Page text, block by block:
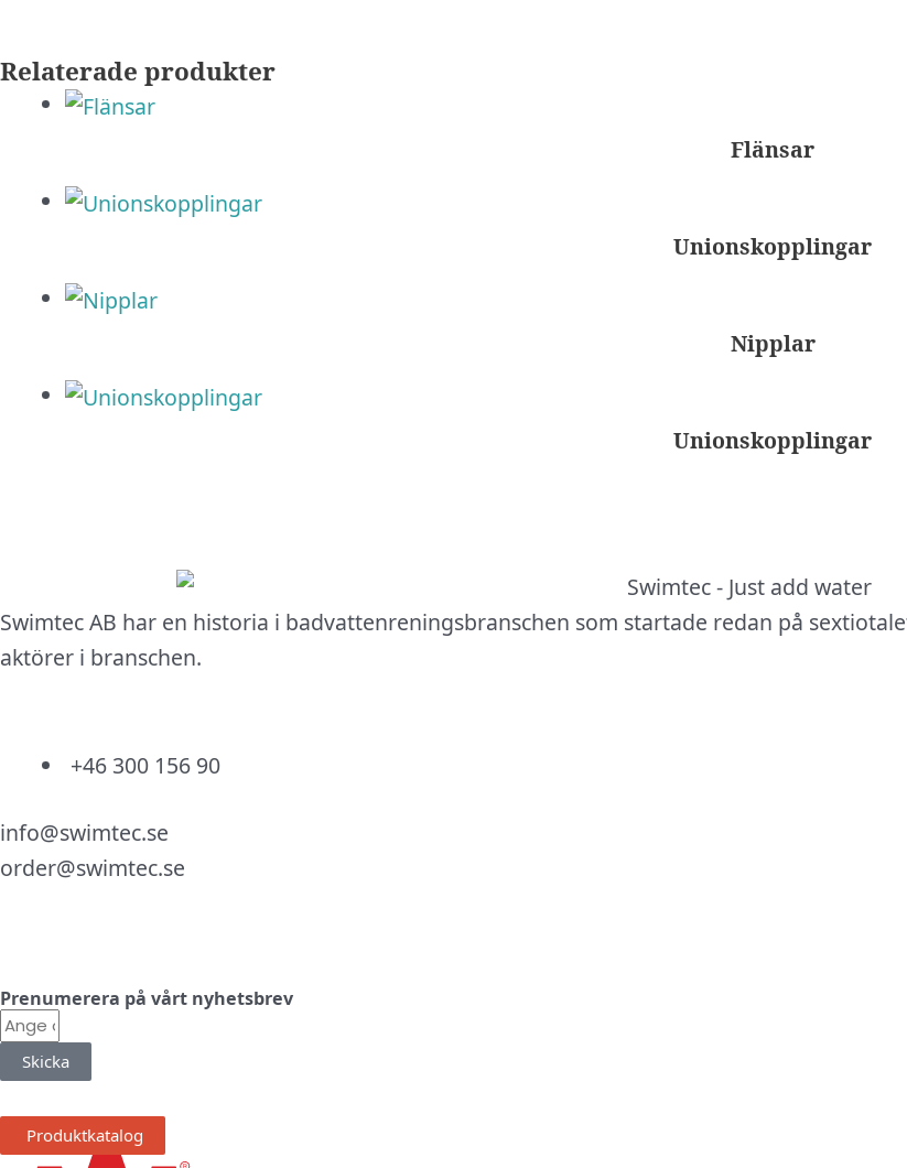
Relaterade produkter
Flänsar
Unionskopplingar
Nipplar
Unionskopplingar
Swimtec AB har en historia i badvattenreningsbranschen som startade redan på
aktörer i branschen.
+46 300 156 90
info@swimtec.se
order@swimtec.se
Prenumerera på vårt nyhetsbrev
E-
postSkicka
Produktkatalog